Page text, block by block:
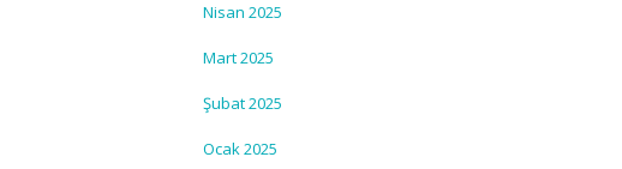
Nisan 2025
Mart 2025
Şubat 2025
Ocak 2025